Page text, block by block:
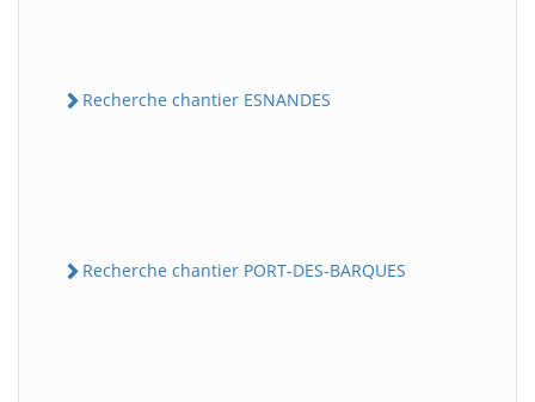
Recherche chantier ESNANDES
Recherche chantier PORT-DES-BARQUES